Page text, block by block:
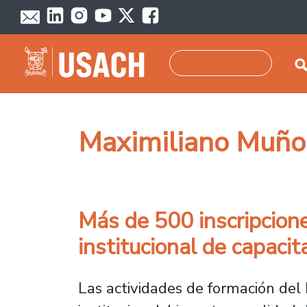
Pasar al contenido principal
Maximiliano
Más de 500
institucional de
Las actividades de formación